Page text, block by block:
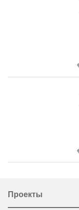
Проекты